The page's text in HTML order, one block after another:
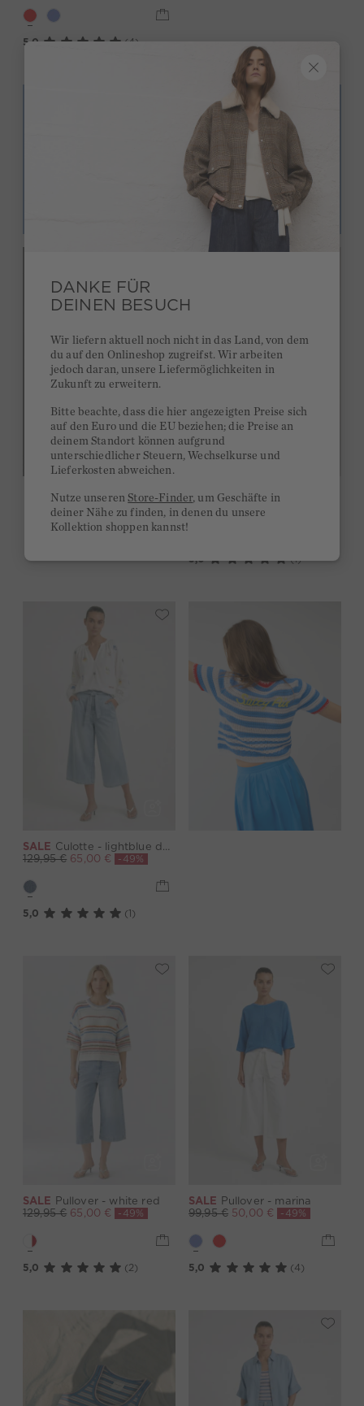
5,0 (4)
ANMELDUNG
Abonniere unseren Newsletter und erhalte einen 10%
Willkommensgutschein auf deine erste Bestellung.
ANMELDEN
ZWEITEILER
& SETS
SHOPPEN
100% BIO-BAUMWOLLE
T-Shirt - optic white
59,95 € 30,00 €
5,0 (1)
SALE Culotte - lightblue denim
129,95 € 65,00 € -49%
5,0 (1)
SALE Pullover - white red
129,95 € 65,00 € -49%
5,0 (2)
SALE Pullover - marina
99,95 € 50,00 € -49%
5,0 (4)
DANKE FÜR
DEINEN BESUCH
Wir liefern aktuell noch nicht in das Land, von dem
du auf den Onlineshop zugreifst. Wir arbeiten
jedoch daran, unsere Liefermöglichkeiten in
Zukunft zu erweitern.
Bitte beachte, dass die hier angezeigten Preise sich
auf den Euro und die EU beziehen; die Preise an
deinem Standort können aufgrund
unterschiedlicher Steuern, Wechselkurse und
Lieferkosten abweichen.
Nutze unserenStore-Finder, um Geschäfte in
deiner Nähe zu finden, in denen du unsere
Kollektion shoppen kannst!